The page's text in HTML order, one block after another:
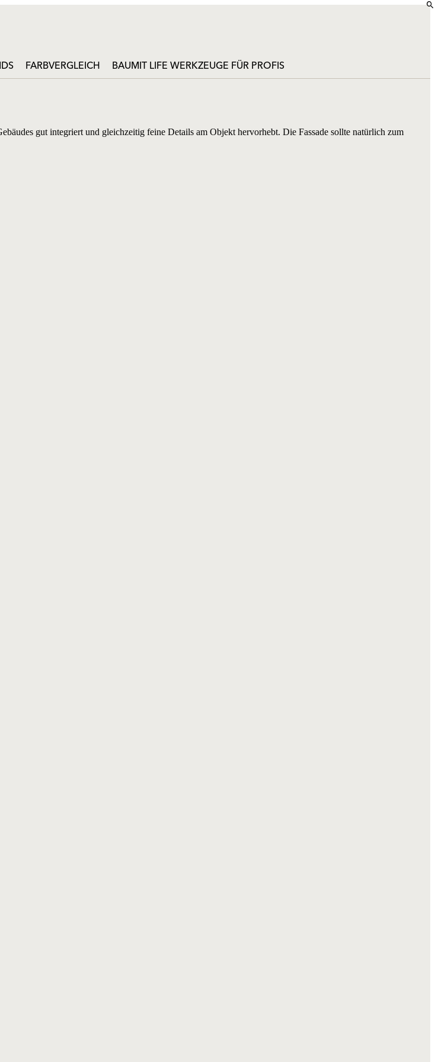
FARBVERGLEICH BAUMIT LIFE WERKZEUGE FÜR PROFIS
gut integriert und gleichzeitig feine Details am Objekt hervorhebt. Die Fassade sollte natürlich zum